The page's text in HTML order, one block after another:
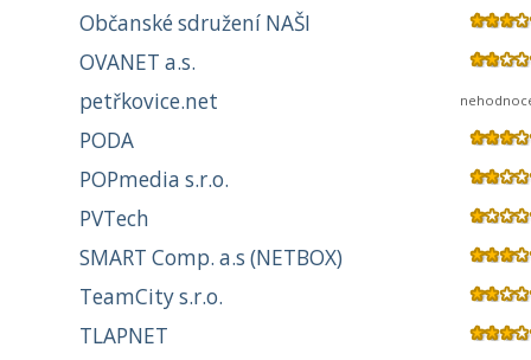
Občanské sdružení NAŠI
OVANET a.s.
petřkovice.net
PODA
POPmedia s.r.o.
PVTech
SMART Comp. a.s (NETBOX)
TeamCity s.r.o.
TLAPNET